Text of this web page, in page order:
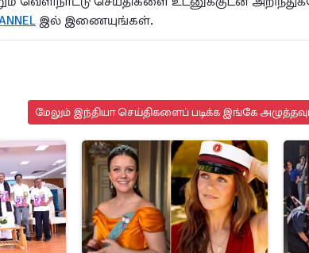
இல் இணையுங்கள்.
மேலும் இந்தியா செய்திகளைப் படிக்க இங்கே